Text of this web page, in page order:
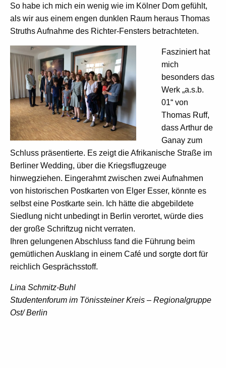
So habe ich mich ein wenig wie im Kölner Dom gefühlt,
als wir aus einem engen dunklen Raum heraus Thomas
Struths Aufnahme des Richter-Fensters betrachteten.
Fasziniert hat
mich
besonders das
Werk „a.s.b.
01“ von
Thomas Ruff,
dass Arthur de
Ganay zum
Schluss präsentierte. Es zeigt die Afrikanische Straße im
Berliner Wedding, über die Kriegsflugzeuge
hinwegziehen. Eingerahmt zwischen zwei Aufnahmen
von historischen Postkarten von Elger Esser, könnte es
selbst eine Postkarte sein. Ich hätte die abgebildete
Siedlung nicht unbedingt in Berlin verortet, würde dies
der große Schriftzug nicht verraten.
Ihren gelungenen Abschluss fand die Führung beim
gemütlichen Ausklang in einem Café und sorgte dort für
reichlich Gesprächsstoff.
Lina Schmitz-Buhl
Studentenforum im Tönissteiner Kreis – Regionalgruppe
Ost/ Berlin